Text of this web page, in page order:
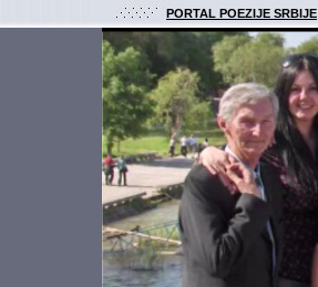
PORTAL POEZIJE SRBIJE